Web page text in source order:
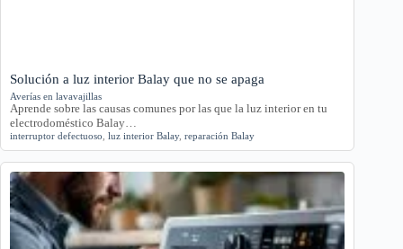
Solución a luz interior Balay que no se apaga
Averías en lavavajillas
Aprende sobre las causas comunes por las que la luz interior en tu
electrodoméstico Balay…
interruptor defectuoso luz interior Balay, reparación Balay